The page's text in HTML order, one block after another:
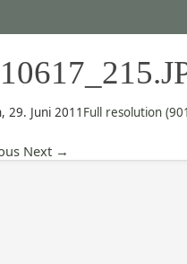
29. Juni 2011 Full resolution
Next →